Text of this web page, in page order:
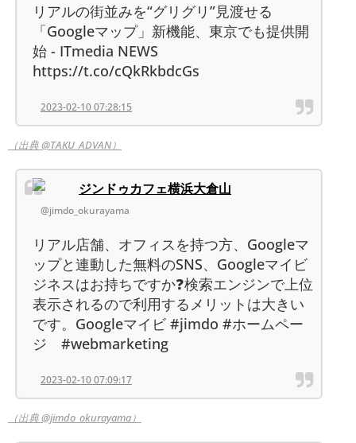
リアルの街並みを“グリグリ”見渡せる
「Googleマップ」新機能、東京でも提供開
始 - ITmedia NEWS
https://t.co/cQkRkbdcGs
2023-02-10 07:28:15
（出典 @TAKU_ADVAN）
ジンドゥカフェ横浜大倉山
@jimdo_okurayama
リアル店舗、オフィスを持つ方、Googleマ
ップと連動した無料のSNS、Googleマイビ
ジネスはお持ちですか❓検索エンジンで上位
表示されるので利用するメリットは大きい
です。Googleマイビ #jimdo #ホームペー
ジ #webmarketing
2023-02-10 07:09:17
（出典 @jimdo_okurayama）